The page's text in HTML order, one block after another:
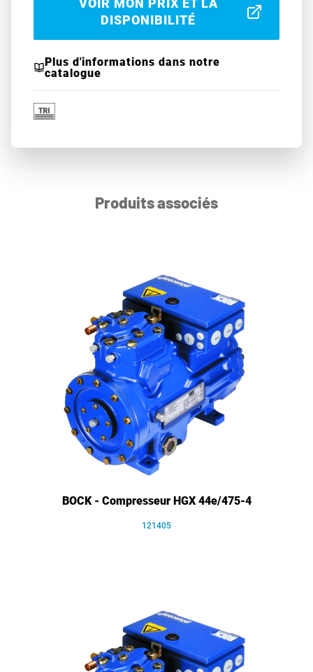
VOIR MON PRIX ET LA
DISPONIBILITÉ
Plus d'informations dans notre
catalogue
Produits associés
BOCK - Compresseur HGX 44e/475-4
121405